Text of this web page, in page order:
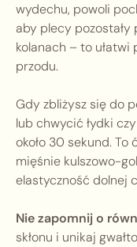
wydechu, powoli
aby plecy pozostały
kolanach – to ułatwi
przodu.
Gdy zbliżysz się do
lub chwycić łydki
około 30 sekund.
mięśnie kulszowo-
elastyczność dolnej
Nie zapomnij o
skłonu i unikaj